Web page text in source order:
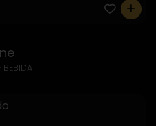
0
BEBIDA